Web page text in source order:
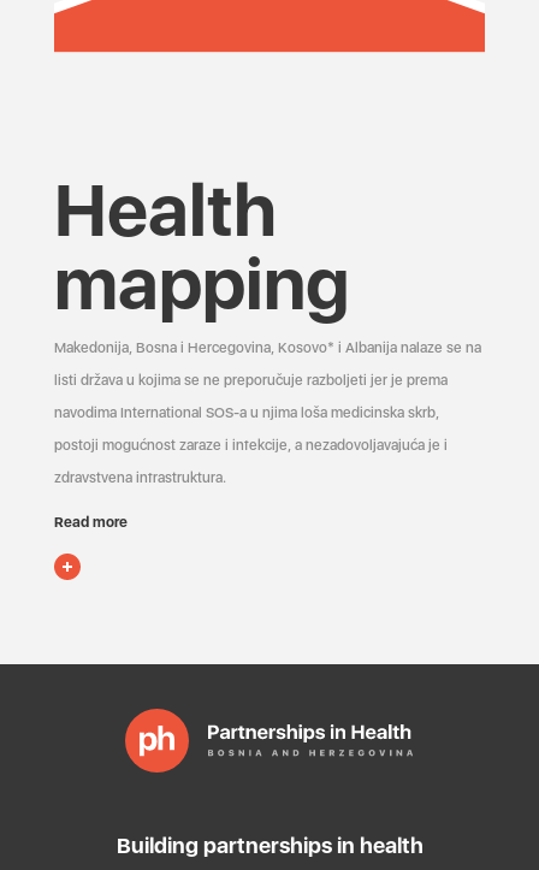
Health
mapping
Makedonija, Bosna i Hercegovina, Kosovo* i Albanija nalaze se na
listi država u kojima se ne preporučuje razboljeti jer je prema
navodima International SOS-a u njima loša medicinska skrb,
postoji mogućnost zaraze i infekcije, a nezadovoljavajuća je i
zdravstvena infrastruktura.
Read more
Building partnerships in health